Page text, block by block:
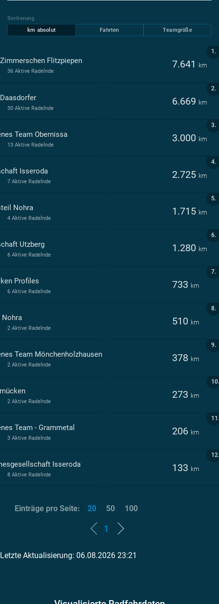
Sortierung
km absolut
Fahrten Teamgröße
1.
Flitzpiepen 7.641 km
36 Aktive Radelnde
2.
6.669 km
30 Aktive Radelnde
3.
Team Obernissa 3.000 km
13 Aktive Radelnde
4.
Isseroda 2.725 km
7 Aktive Radelnde
5.
Nohra 1.715 km
4 Aktive Radelnde
6.
Utzberg 1.280 km
6 Aktive Radelnde
7.
Profiles 733 km
6 Aktive Radelnde
8.
Nohra 510 km
2 Aktive Radelnde
9.
Team Mönchenholzhausen 378 km
2 Aktive Radelnde
10.
273 km
2 Aktive Radelnde
11.
Team - Grammetal 206 km
3 Aktive Radelnde
12.
Isseroda 133 km
8 Aktive Radelnde
1
Letzte Aktualisierung: 06.08.2026 23:21
Einträge pro Seite: 20 50 100